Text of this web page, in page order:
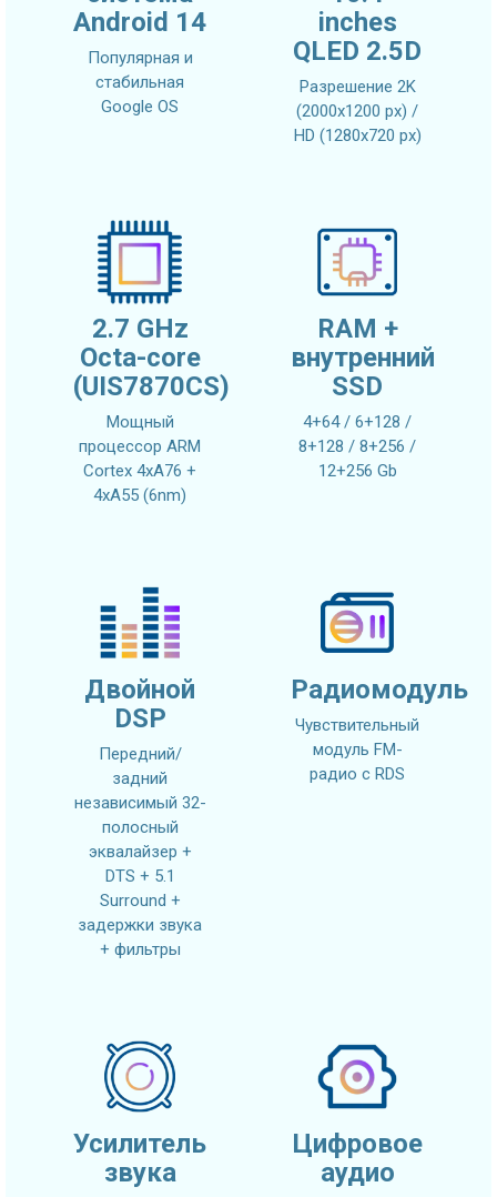
Android 14
Популярная и
стабильная
Google OS
inches
QLED 2.5D
Разрешение 2K
(2000x1200 px) /
HD (1280x720 px)
2.7 GHz
Octa-core
(UIS7870CS)
Мощный
процессор ARM
Cortex 4xA76 +
4xA55 (6nm)
RAM +
внутренний
SSD
4+64 / 6+128 /
8+128 / 8+256 /
12+256 Gb
Двойной
DSP
Передний/
задний
независимый 32-
полосный
эквалайзер +
DTS + 5.1
Surround +
задержки звука
+ фильтры
Радиомодуль
Чувствительный
модуль FM-
радио с RDS
Усилитель
звука
Цифровое
аудио